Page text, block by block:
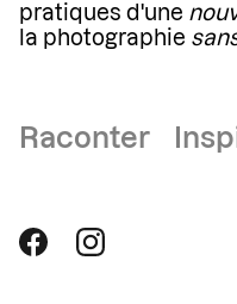
pratiques d'une
la photographie
Raconter